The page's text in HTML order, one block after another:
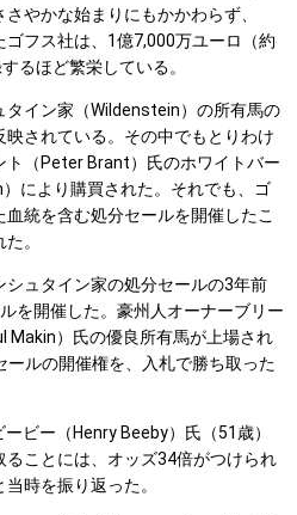
やかな始まりにもかかわらず、
フス社は、1億7,000万ユーロ（約
るほど繁栄している。
イン家（Wildenstein）の所有馬の
されている。その中でもとりわけ
ト（Peter Brant）氏のホワイトバー
により購買された。それでも、ゴ
統を含む処分セールを開催したこ
。
ュタイン家の処分セールの3年前
を開催した。豪州人オーナーブリー
Makin）氏の優良所有馬が上場され
ルの開催権を、入札で勝ち取った
ビー（Henry Beeby）氏（51歳）
ことには、オッズ34倍がつけられ
時を振り返った。